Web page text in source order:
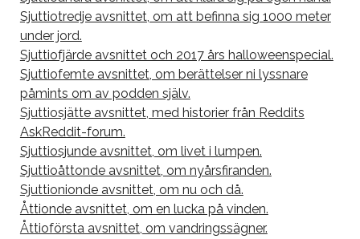
Sjuttiotredje avsnittet, om att befinna sig 1000 meter
under jord.
Sjuttiofjärde avsnittet och 2017 års halloweenspecial.
Sjuttiofemte avsnittet, om berättelser ni lyssnare
påmints om av podden själv.
Sjuttiosjätte avsnittet, med historier från Reddits
AskReddit-forum.
Sjuttiosjunde avsnittet, om livet i lumpen.
Sjuttioåttonde avsnittet, om nyårsfiranden.
Sjuttionionde avsnittet, om nu och då.
Åttionde avsnittet, om en lucka på vinden.
Åttioförsta avsnittet, om vandringssägner.